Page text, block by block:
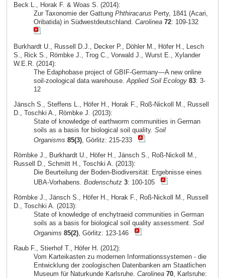
Beck L., Horak F. & Woas S. (2014):
Zur Taxonomie der Gattung Phthiracarus Perty, 1841 (Acari,
Oribatida) in Südwestdeutschland. Carolinea 72: 109-132
Burkhardt U., Russell D.J., Decker P., Döhler M., Höfer H., Lesch
S., Rick S., Römbke J., Trog C., Vorwald J., Wurst E., Xylander
W.E.R. (2014):
The Edaphobase project of GBIF-Germany—A new online
soil-zoological data warehouse.Applied Soil Ecology 83: 3-
12
Jänsch S., Steffens L., Höfer H., Horak F., Roß-Nickoll M., Russell
D., Toschki A., Römbke J. (2013):
State of knowledge of earthworm communities in German
soils as a basis for biological soil quality. Soil
Organisms 85(3), Görlitz: 215-233
Römbke J., Burkhardt U., Höfer H., Jänsch S., Roß-Nickoll M.,
Russell D., Schmitt H., Toschki A. (2013):
Die Beurteilung der Boden-Biodiversität: Ergebnisse eines
UBA-Vorhabens. Bodenschutz 3: 100-105
Römbke J., Jänsch S., Höfer H., Horak F., Roß-Nickoll M., Russell
D., Toschki A. (2013):
State of knowledge of enchytraeid communities in German
soils as a basis for biological soil quality assessment. Soil
Organims 85(2), Görlitz: 123-146
Raub F., Stierhof T., Höfer H. (2012):
Vom Karteikasten zu modernen Informationssystemen - die
Entwicklung der zoologischen Datenbanken am Staatlichen
Museum für Naturkunde Karlsruhe. Carolinea 70, Karlsruhe: